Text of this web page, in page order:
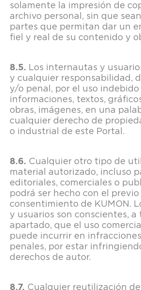
solamente la impresión de
archivo personal, sin que
partes que permitan dar un
fiel y real de su contenido y
Los internautas y
y cualquier responsabilidad,
y/o penal, por el uso indebido
informaciones, textos,
obras, imágenes, en una
cualquier derecho de
o industrial de este Portal.
Cualquier otro tipo de
material autorizado, incluso
editoriales, comerciales o
podrá ser hecho con el previo
consentimiento de KUMON.
y usuarios son conscientes, a
apartado, que el uso
puede incurrir en
penales, por estar
derechos de autor.
Cualquier reutilización